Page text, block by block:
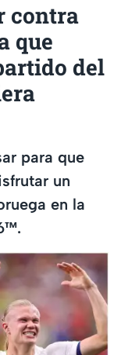
contra
que
del
para que
un
en la